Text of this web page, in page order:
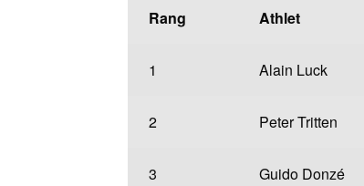
Rang Athlet
1 Alain Luck
2 Peter Tritten
3 Guido Donzé